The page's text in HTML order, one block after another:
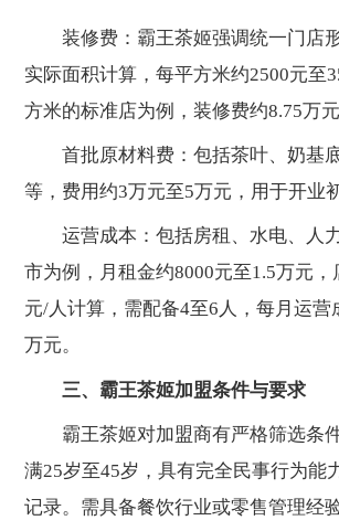
装修费：霸王茶姬强调统一门店
实际面积计算，每平方米约2500元至
方米的标准店为例，装修费约8.75万元
首批原材料费：包括茶叶、奶基
等，费用约3万元至5万元，用于开业
运营成本：包括房租、水电、人
市为例，月租金约8000元至1.5万元，
元/人计算，需配备4至6人，每月运营
万元。
三、霸王茶姬加盟条件与要求
霸王茶姬对加盟商有严格筛选条
满25岁至45岁，具有完全民事行为能
记录。需具备餐饮行业或零售管理经